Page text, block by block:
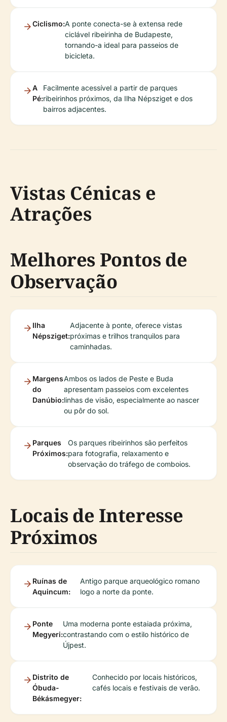
Ciclismo:A ponte conecta-se à extensa rede
ciclável ribeirinha de Budapeste,
tornando-a ideal para passeios de
bicicleta.
A
Pé:
Facilmente acessível a partir de parques
ribeirinhos próximos, da Ilha Népsziget e dos
bairros adjacentes.
Vistas Cénicas e
Atrações
Melhores Pontos de
Observação
Ilha
Népsziget:
Adjacente à ponte, oferece vistas
próximas e trilhos tranquilos para
caminhadas.
Margens
do
Danúbio:
Ambos os lados de Peste e Buda
apresentam passeios com excelentes
linhas de visão, especialmente ao nascer
ou pôr do sol.
Parques
Próximos:
Os parques ribeirinhos são perfeitos
para fotografia, relaxamento e
observação do tráfego de comboios.
Locais de Interesse
Próximos
Ruínas de
Aquincum:
Antigo parque arqueológico romano
logo a norte da ponte.
Ponte
Megyeri:
Uma moderna ponte estaiada próxima,
contrastando com o estilo histórico de
Újpest.
Distrito de
Óbuda-
Békásmegyer:
Conhecido por locais históricos,
cafés locais e festivais de verão.